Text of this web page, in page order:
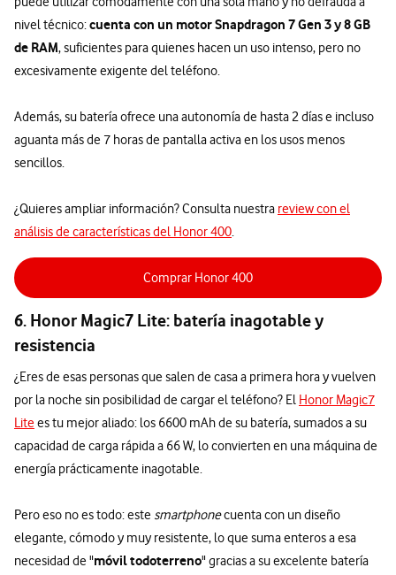
nivel técnico:cuenta con un motor Snapdragon 7 Gen 3 y 8 GB
de RAM, suficientes para quienes hacen un uso intenso, pero no
excesivamente exigente del teléfono.
Además, su batería ofrece una autonomía de hasta 2 días e incluso
aguanta más de 7 horas de pantalla activa en los usos menos
sencillos.
¿Quieres ampliar información? Consulta nuestra review con el
análisis de características del Honor 400.
Comprar Honor 400
6. Honor Magic7 Lite: batería inagotable y
resistencia
¿Eres de esas personas que salen de casa a primera hora y vuelven
por la noche sin posibilidad de cargar el teléfono? El Honor Magic7
Litees tu mejor aliado: los 6600 mAh de su batería, sumados a su
capacidad de carga rápida a 66 W, lo convierten en una máquina de
energía prácticamente inagotable.
Pero eso no es todo: este smartphonecuenta con un diseño
elegante, cómodo y muy resistente, lo que suma enteros a esa
necesidad de "móvil todoterreno" gracias a su excelente batería